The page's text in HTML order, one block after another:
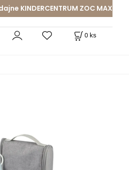
ZOC MAX a
0 ks